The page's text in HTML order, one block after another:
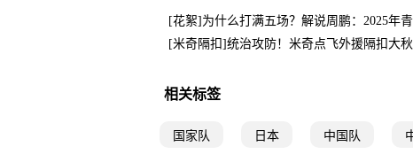
[花絮]为什么打满五场？解说周鹏：2025年
[米奇隔扣]统治攻防！米奇点飞外援隔扣大
相关标签
国家队 日本 中国队